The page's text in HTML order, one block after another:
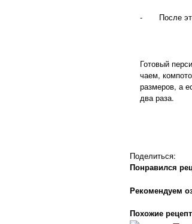
- После
Готовый
чаем,
размеров, а
два раза.
Поделиться:
Понравился
Рекомендуем
Похожие